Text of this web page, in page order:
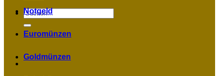
Suchen
nach:
Notgeld
Euromünzen
Goldmünzen